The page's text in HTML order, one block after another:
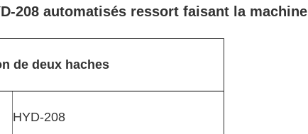
208 automatisés ressort faisant la machine
de deux haches
HYD-208